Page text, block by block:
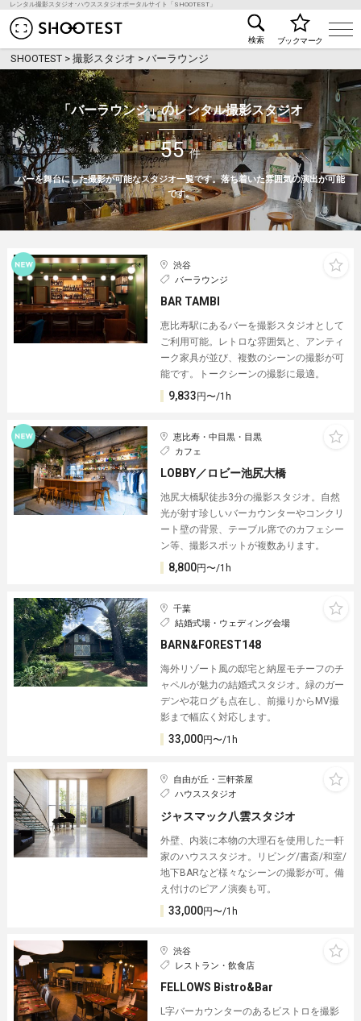
レンタル撮影スタジオ･ハウススタジオポータルサイト「SHOOTEST」
レンタル撮影スタジオ･ハウススタジオ検索の
検索 ブックマーク
SHOOTEST >撮影スタジオ >バーラウンジ
「バーラウンジ」のレンタル撮影スタジオ
55 件
バーを舞台にした撮影が可能なスタジオ一覧です。落ち着いた雰囲気の演出が可能
です。
渋谷
バーラウンジ
BAR TAMBI
恵比寿駅にあるバーを撮影スタジオとして
ご利用可能。レトロな雰囲気と、アンティ
ーク家具が並び、複数のシーンの撮影が可
能です。トークシーンの撮影に最適。
9,833 円〜/1h
恵比寿・中目黒・目黒
カフェ
LOBBY／ロビー池尻大橋
池尻大橋駅徒歩3分の撮影スタジオ。自然
光が射す珍しいバーカウンターやコンクリ
ート壁の背景、テーブル席でのカフェシー
ン等、撮影スポットが複数あります。
8,800円〜/1h
千葉
結婚式場・ウェディング会場
BARN&FOREST148
海外リゾート風の邸宅と納屋モチーフのチ
ャペルが魅力の結婚式スタジオ。緑のガー
デンや花ログも点在し、前撮りからMV撮
影まで幅広く対応します。
33,000円〜/1h
自由が丘・三軒茶屋
ハウススタジオ
ジャスマック八雲スタジオ
外壁、内装に本物の大理石を使用した一軒
家のハウススタジオ。リビング/書斎/和室/
地下BARなど様々なシーンの撮影が可。備
え付けのピアノ演奏も可。
33,000円〜/1h
渋谷
レストラン・飲食店
FELLOWS Bistro&Bar
L字バーカウンターのあるビストロを撮影